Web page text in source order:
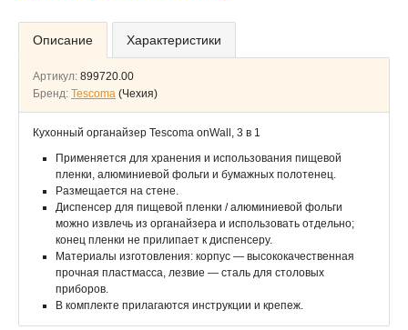
Описание Характеристики
Артикул: 899720.00
Бренд: Tescoma (Чехия)
Кухонный органайзер Tescoma onWall, 3 в 1
Применяется для хранения и использования пищевой
пленки, алюминиевой фольги и бумажных полотенец.
Размещается на стене.
Диспенсер для пищевой пленки / алюминиевой фольги
можно извлечь из органайзера и использовать отдельно;
конец пленки не прилипает к диспенсеру.
Материалы изготовления: корпус — высококачественная
прочная пластмасса, лезвие — сталь для столовых
приборов.
В комплекте прилагаются инструкции и крепеж.